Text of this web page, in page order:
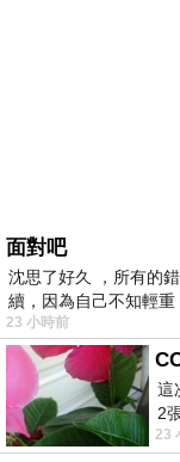
面對吧
沈思了好久 ，所有的
續，因為自己不知輕
不
23 小時前
這
2
版
23